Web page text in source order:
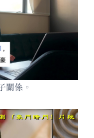
關係。